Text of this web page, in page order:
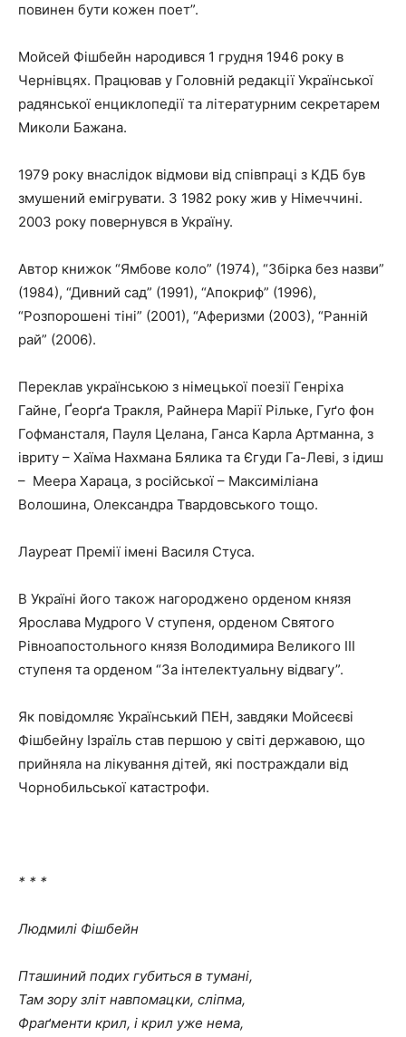
повинен бути кожен поет”.
Мойсей Фішбейн народився 1 грудня 1946 року в
Чернівцях. Працював у Головній редакції Української
радянської енциклопедії та літературним секретарем
Миколи Бажана.
1979 року внаслідок відмови від співпраці з КДБ був
змушений емігрувати. З 1982 року жив у Німеччині.
2003 року повернувся в Україну.
Автор книжок “Ямбове коло” (1974), “Збірка без назви”
(1984), “Дивний сад” (1991), “Апокриф” (1996),
“Розпорошені тіні” (2001), “Аферизми (2003), “Ранній
рай” (2006).
Переклав українською з німецької поезії Генріха
Гайне, Ґеорґа Тракля, Райнера Марії Рільке, Гуґо фон
Гофмансталя, Пауля Целана, Ганса Карла Артманна, з
івриту – Хаїма Нахмана Бялика та Єгуди Га-Леві, з ідиш
– Меера Хараца, з російської – Максиміліана
Волошина, Олександра Твардовського тощо.
Лауреат Премії імені Василя Стуса.
В Україні його також нагороджено орденом князя
Ярослава Мудрого V ступеня, орденом Святого
Рівноапостольного князя Володимира Великого ІІІ
ступеня та орденом “За інтелектуальну відвагу”.
Як повідомляє Український ПЕН, завдяки Мойсеєві
Фішбейну Ізраїль став першою у світі державою, що
прийняла на лікування дітей, які постраждали від
Чорнобильської катастрофи.
* * *
Людмилі Фішбейн
Пташиний подих губиться в тумані,
Там зору зліт навпомацки, сліпма,
Фраґменти крил, і крил уже нема,